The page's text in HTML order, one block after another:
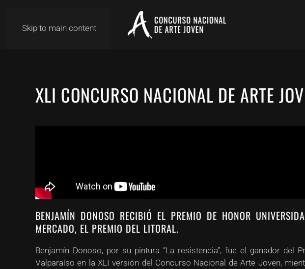
Skip to main content
XLI CONCURSO NACIONAL DE ARTE
BENJAMÍN DONOSO RECIBIÓ EL PREMIO DE HONOR
MERCADO, EL PREMIO DEL LITORAL.
Benjamín Donoso, por su pintura “La resistencia”, fue el ganador del
Valparaíso en la XLI versión del Concurso Nacional de Arte Joven,